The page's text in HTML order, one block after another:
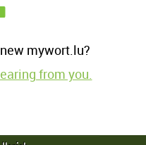
mywort.lu?
from you.